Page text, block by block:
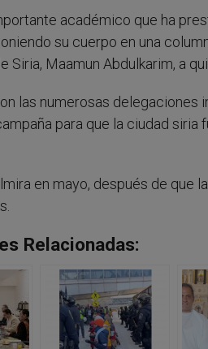
académico que ha
su cuerpo en una
Siria, Maamun Abdulkarim, a
las numerosas delegaciones
para que la ciudad
en mayo, después de que
Relacionadas: